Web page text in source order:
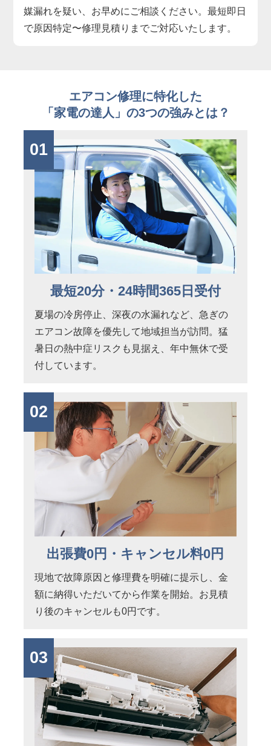
媒漏れを疑い、お早めにご相談ください。最短即日
で原因特定〜修理見積りまでご対応いたします。
エアコン修理に特化した
「家電の達人」の3つの強みとは？
01
最短20分・24時間365日受付
夏場の冷房停止、深夜の水漏れなど、急ぎの
エアコン故障を優先して地域担当が訪問。猛
暑日の熱中症リスクも見据え、年中無休で受
付しています。
02
出張費0円・キャンセル料0円
現地で故障原因と修理費を明確に提示し、金
額に納得いただいてから作業を開始。お見積
り後のキャンセルも0円です。
03